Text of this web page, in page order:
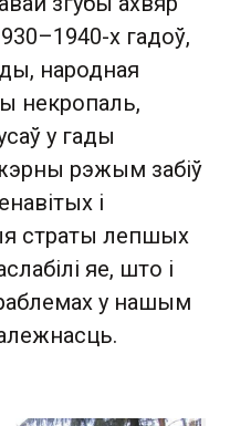
х гадоў,
народная
некропаль,
у гады
рэжым забіў
і
страты лепшых
яе, што і
у нашым